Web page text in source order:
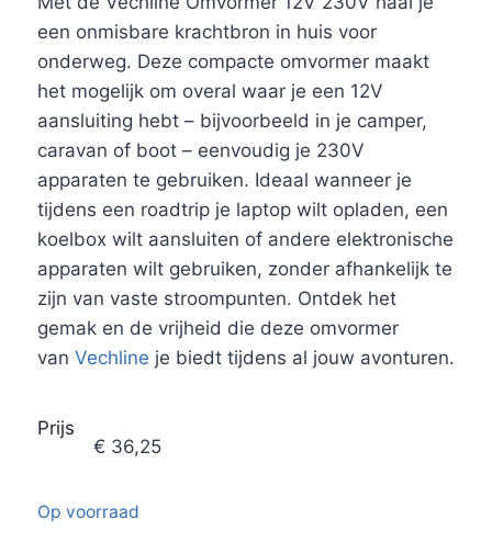
een onmisbare krachtbron in huis voor
onderweg. Deze compacte omvormer maakt
het mogelijk om overal waar je een 12V
aansluiting hebt – bijvoorbeeld in je camper,
caravan of boot – eenvoudig je 230V
apparaten te gebruiken. Ideaal wanneer je
tijdens een roadtrip je laptop wilt opladen, een
koelbox wilt aansluiten of andere elektronische
apparaten wilt gebruiken, zonder afhankelijk te
zijn van vaste stroompunten. Ontdek het
gemak en de vrijheid die deze omvormer
van Vechline je biedt tijdens al jouw avonturen.
Prijs
€ 36,25
Op voorraad